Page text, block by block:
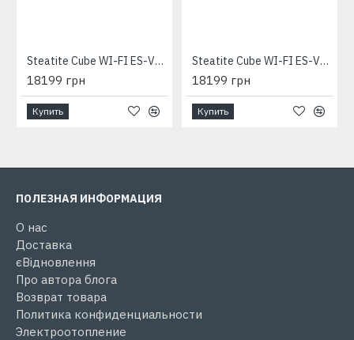
Steatite Cube WI-FI ES-VM 100 S4 C2 WD 2400W silver
18199 грн
Купить
Steatite Cube WI-FI ES-VM 100 S4 C2 WD 2400W white
18199 грн
Купить
ПОЛЕЗНАЯ ИНФОРМАЦИЯ
О нас
Доставка
єВідновлення
Про автора блога
Возврат товара
Политика конфиденциальности
Электроотопление